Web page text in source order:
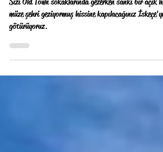
Onlar diyor Xanthi, biz diyelim İskeçe!
Sizi Old Town sokaklarında gezerken sanki bir açık
müze şehri geziyormuş hissine kapılacağınız İskeçe'ye